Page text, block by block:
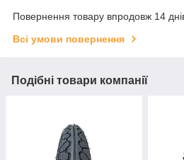
Повернення товару впродовж 14
Всі умови повернення
Подібні товари компанії